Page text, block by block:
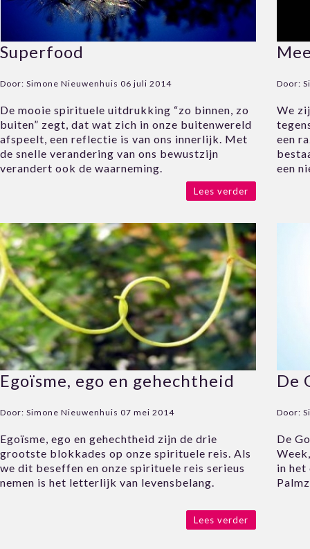
Superfood
Door: Simone Nieuwenhuis 06 juli 2014
De mooie spirituele uitdrukking “zo binnen, zo
buiten” zegt, dat wat zich in onze buitenwereld
afspeelt, een reflectie is van ons innerlijk. Met
de snelle verandering van ons bewustzijn
verandert ook de waarneming.
Lees verder
Door:
We
een
een
Egoïsme, ego en gehechtheid
Door: Simone Nieuwenhuis 07 mei 2014
Egoïsme, ego en gehechtheid zijn de drie
grootste blokkades op onze spirituele reis. Als
we dit beseffen en onze spirituele reis serieus
nemen is het letterlijk van levensbelang.
Lees verder
De
Door:
De
in het